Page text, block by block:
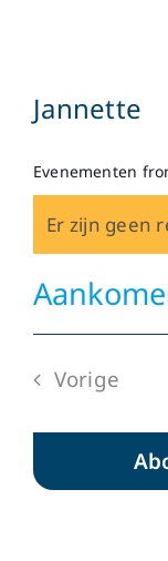
Jannette
Evenementen
Bericht
Er zijn geen
Selecteer
datum.
Vorige